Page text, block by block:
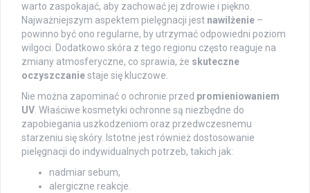
warto zaspokajać, aby zachować jej zdrowie i piękno.
Najważniejszym aspektem pielęgnacji jest nawilżenie –
powinno być ono regularne, by utrzymać odpowiedni poziom
wilgoci. Dodatkowo skóra z tego regionu często reaguje na
zmiany atmosferyczne, co sprawia, że skuteczne
oczyszczaniestaje się kluczowe.
Nie można zapominać o ochronie przed promieniowaniem
UV . Właściwe kosmetyki ochronne są niezbędne do
zapobiegania uszkodzeniom oraz przedwczesnemu
starzeniu się skóry. Istotne jest również dostosowanie
pielęgnacji do indywidualnych potrzeb, takich jak:
nadmiar sebum,
alergiczne reakcje.